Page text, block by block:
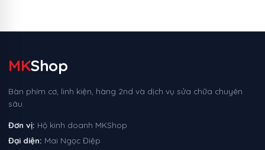
MKShop
Bàn phím cơ, linh kiện, hàng 2nd và dịch vụ sửa chữa chuyên
sâu.
Đơn vị: Hộ kinh doanh MKShop
Đại diện: Mai Ngọc Điệp